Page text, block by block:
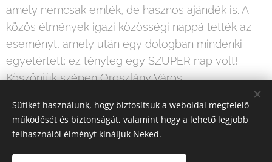
amely nemcsak emlék, de hasznos ajándék is. A
közös élmények igazi közösségi nappá tették az
eseményt, amely után egy dologban mindenki
egyetértett: ez tényleg egy SZUPER nap volt!
Köszönjük szépen Oroszlány Város
megvalósításában.
Sütiket használunk, hogy biztosítsuk a weboldal megfelelő
működését és biztonságát, valamint hogy a lehető legjobb
felhasználói élményt kínáljuk Neked.